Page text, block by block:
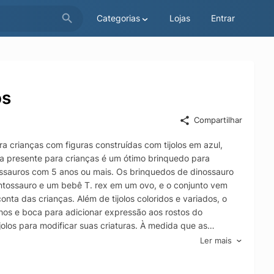
Categorias Lojas Entrar
Compartilhar
crianças com figuras construídas com tijolos em azul,
presente para crianças é um ótimo brinquedo para
com 5 anos ou mais. Os brinquedos de dinossauro
e um bebê T. rex em um ovo, e o conjunto vem
das crianças. Além de tijolos coloridos e variados, o
e boca para adicionar expressão aos rostos do
para modificar suas criaturas. À medida que as
seguir o guia de construção intuitivo para criar seus
Classic Creative Dinosaurs é um brinquedo infantil
5 anos Blocos LEGO® variados As crianças constroem
Ler mais